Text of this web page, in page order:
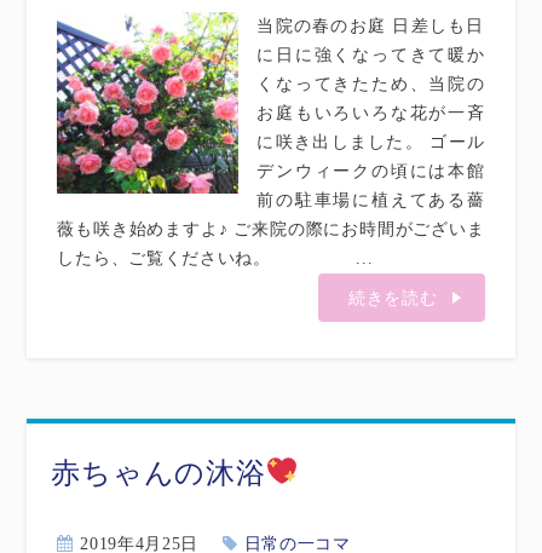
当院の春のお庭 日差しも日
に日に強くなってきて暖か
くなってきたため、当院の
お庭もいろいろな花が一斉
に咲き出しました。 ゴール
デンウィークの頃には本館
前の駐車場に植えてある薔
薇も咲き始めますよ♪ ご来院の際にお時間がございま
したら、ご覧くださいね。 ...
続きを読む
赤ちゃんの沐浴
2019年4月25日 日常の一コマ